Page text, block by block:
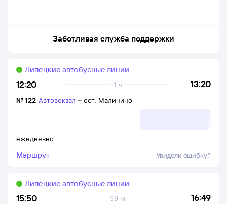
Заботливая служба поддержки
12:20 13:20
1 ч
Липецкие автобусные линии
ежедневно
№122 Автовокзал – ост. Малинино
Маршрут Увидели ошибку?
15:50 16:49
59 м
Липецкие автобусные линии